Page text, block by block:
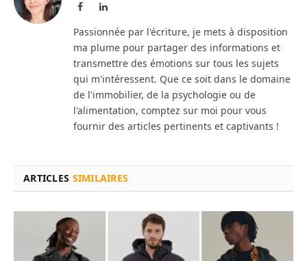
FacebookLinkedIn
Passionnée par l'écriture, je mets à disposition
ma plume pour partager des informations et
transmettre des émotions sur tous les sujets
qui m'intéressent. Que ce soit dans le domaine
de l'immobilier, de la psychologie ou de
l'alimentation, comptez sur moi pour vous
fournir des articles pertinents et captivants !
ARTICLES SIMILAIRES